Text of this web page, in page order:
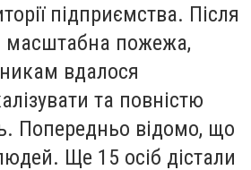
підприємства. Після
масштабна пожежа,
вдалося
та повністю
Попередньо відомо, що
Ще 15 осіб дістали